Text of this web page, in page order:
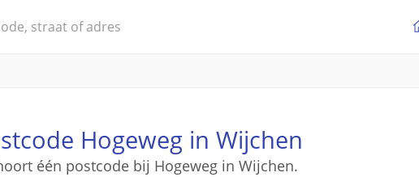
Hogeweg in Wijchen
één postcode bij Hogeweg in Wijchen.